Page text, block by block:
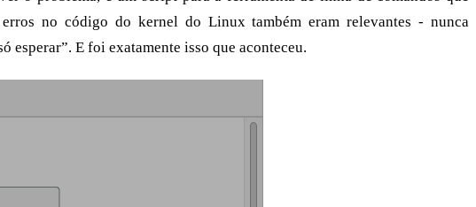
no código do kernel do Linux também eram relevantes - nunca
esperar”. E foi exatamente isso que aconteceu.